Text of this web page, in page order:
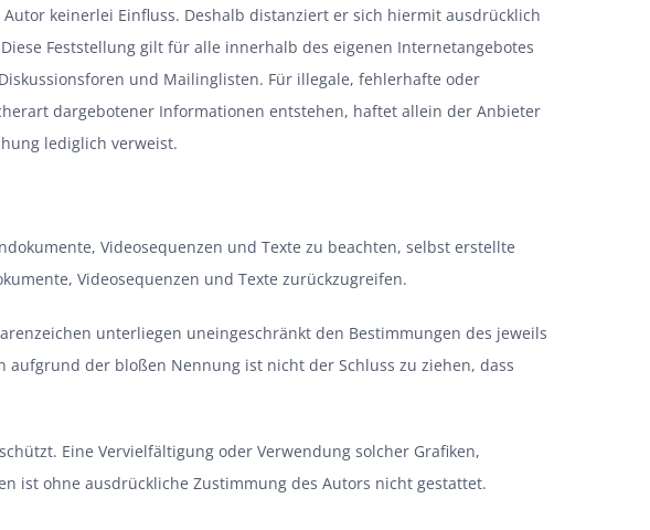
keinerlei Einfluss. Deshalb distanziert er sich hiermit ausdrücklich
Feststellung gilt für alle innerhalb des eigenen Internetangebotes
und Mailinglisten. Für illegale, fehlerhafte oder
dargebotener Informationen entstehen, haftet allein der Anbieter
lediglich verweist.
Videosequenzen und Texte zu beachten, selbst erstellte
Videosequenzen und Texte zurückzugreifen.
unterliegen uneingeschränkt den Bestimmungen des jeweils
der bloßen Nennung ist nicht der Schluss zu ziehen, dass
Eine Vervielfältigung oder Verwendung solcher Grafiken,
ist ohne ausdrückliche Zustimmung des Autors nicht gestattet.